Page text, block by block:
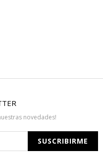
novedades!
SUSCRIBIRME